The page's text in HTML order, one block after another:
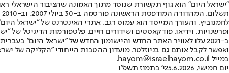
"ישראל היום" הוא גוף תקשורת שנוסד מתוך האמונה שהציבור הישראלי
ופרשנויות, וידיאו, פודקאסטים ושידורים חיים. פלטפורמות הדיגיטל של
ב-2021 עלו לאוויר האתר החדש והיישומון החדש של "ישראל היום"
ואפשר לקבל אותם גם בניוזלטר. מועדון ההטבות הייחודי "הקליקה של
במייל hayom@israelhayom.co.il.
יום חמישי, 25.6.2026
י' בתמוז תשפ"ו